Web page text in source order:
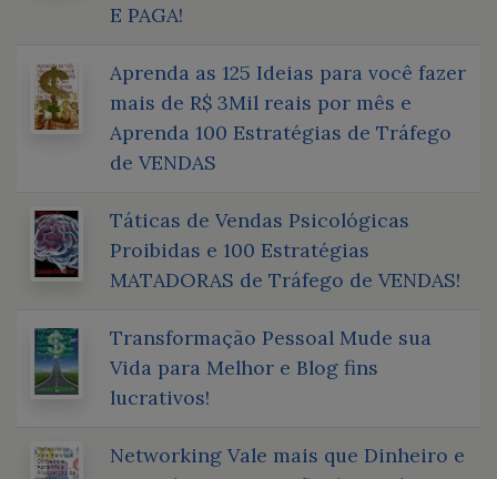
E PAGA!
Aprenda as 125 Ideias para você fazer
mais de R$ 3Mil reais por mês e
Aprenda 100 Estratégias de Tráfego
de VENDAS
Táticas de Vendas Psicológicas
Proibidas e 100 Estratégias
MATADORAS de Tráfego de VENDAS!
Transformação Pessoal Mude sua
Vida para Melhor e Blog fins
lucrativos!
Networking Vale mais que Dinheiro e